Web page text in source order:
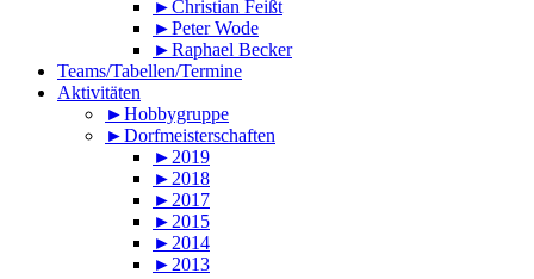
►Christian Feißt
►Peter Wode
►Raphael Becker
Teams/Tabellen/Termine
Aktivitäten
►Hobbygruppe
►Dorfmeisterschaften
►2019
►2018
►2017
►2015
►2014
►2013